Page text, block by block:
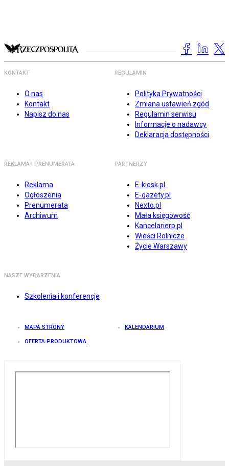
KONTAKT
O nas
Kontakt
Napisz do nas
REGULAMIN
Polityka Prywatności
Zmiana ustawień zgód
Regulamin serwisu
Informacje o nadawcy
Deklaracja dostępności
REKLAMA I PRENUMERATA
Reklama
Ogłoszenia
Prenumerata
Archiwum
PARTNERZY
E-kiosk.pl
E-gazety.pl
Nexto.pl
Mała księgowość
Kancelarierp.pl
Wieści Rolnicze
Życie Warszawy
NASZE WYDARZENIA
Szkolenia i konferencje
MAPA STRONY KALENDARIUM
OFERTA PRODUKTOWA